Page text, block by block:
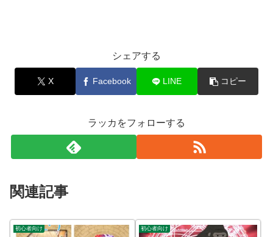
シェアする
X Facebook LINE コピー
ラッカをフォローする
関連記事
初心者向け 初心者向け